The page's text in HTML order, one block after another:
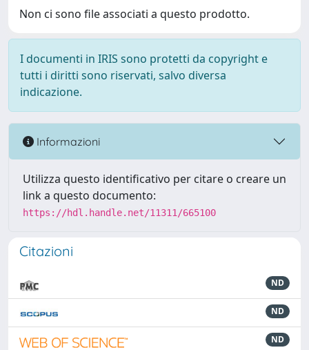
Non ci sono file associati a questo prodotto.
I documenti in IRIS sono protetti da copyright e
tutti i diritti sono riservati, salvo diversa
indicazione.
Informazioni
Utilizza questo identificativo per citare o creare un
link a questo documento:
https://hdl.handle.net/11311/665100
Citazioni
ND
ND
ND